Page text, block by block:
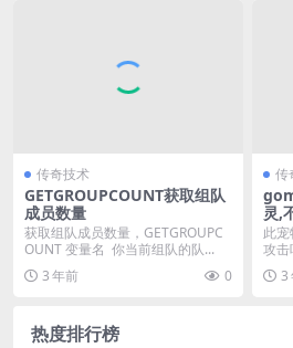
传奇技术
GETGROUPCOUNT获取组队
成员数量
获取组队成员数量，GETGROUPC
OUNT 变量名 你当前组队的队...
3 年前
0
传
灵,
的
此
攻击
不
3
热度排行榜